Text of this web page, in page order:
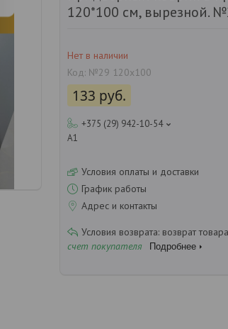
120*100 см, вырезной.
Нет в наличии
Код: №29 120х100
133 руб.
+375 (29) 942-10-54
А1
Условия оплаты и доставки
График работы
Адрес и контакты
возврат
счет покупателя
Подробнее